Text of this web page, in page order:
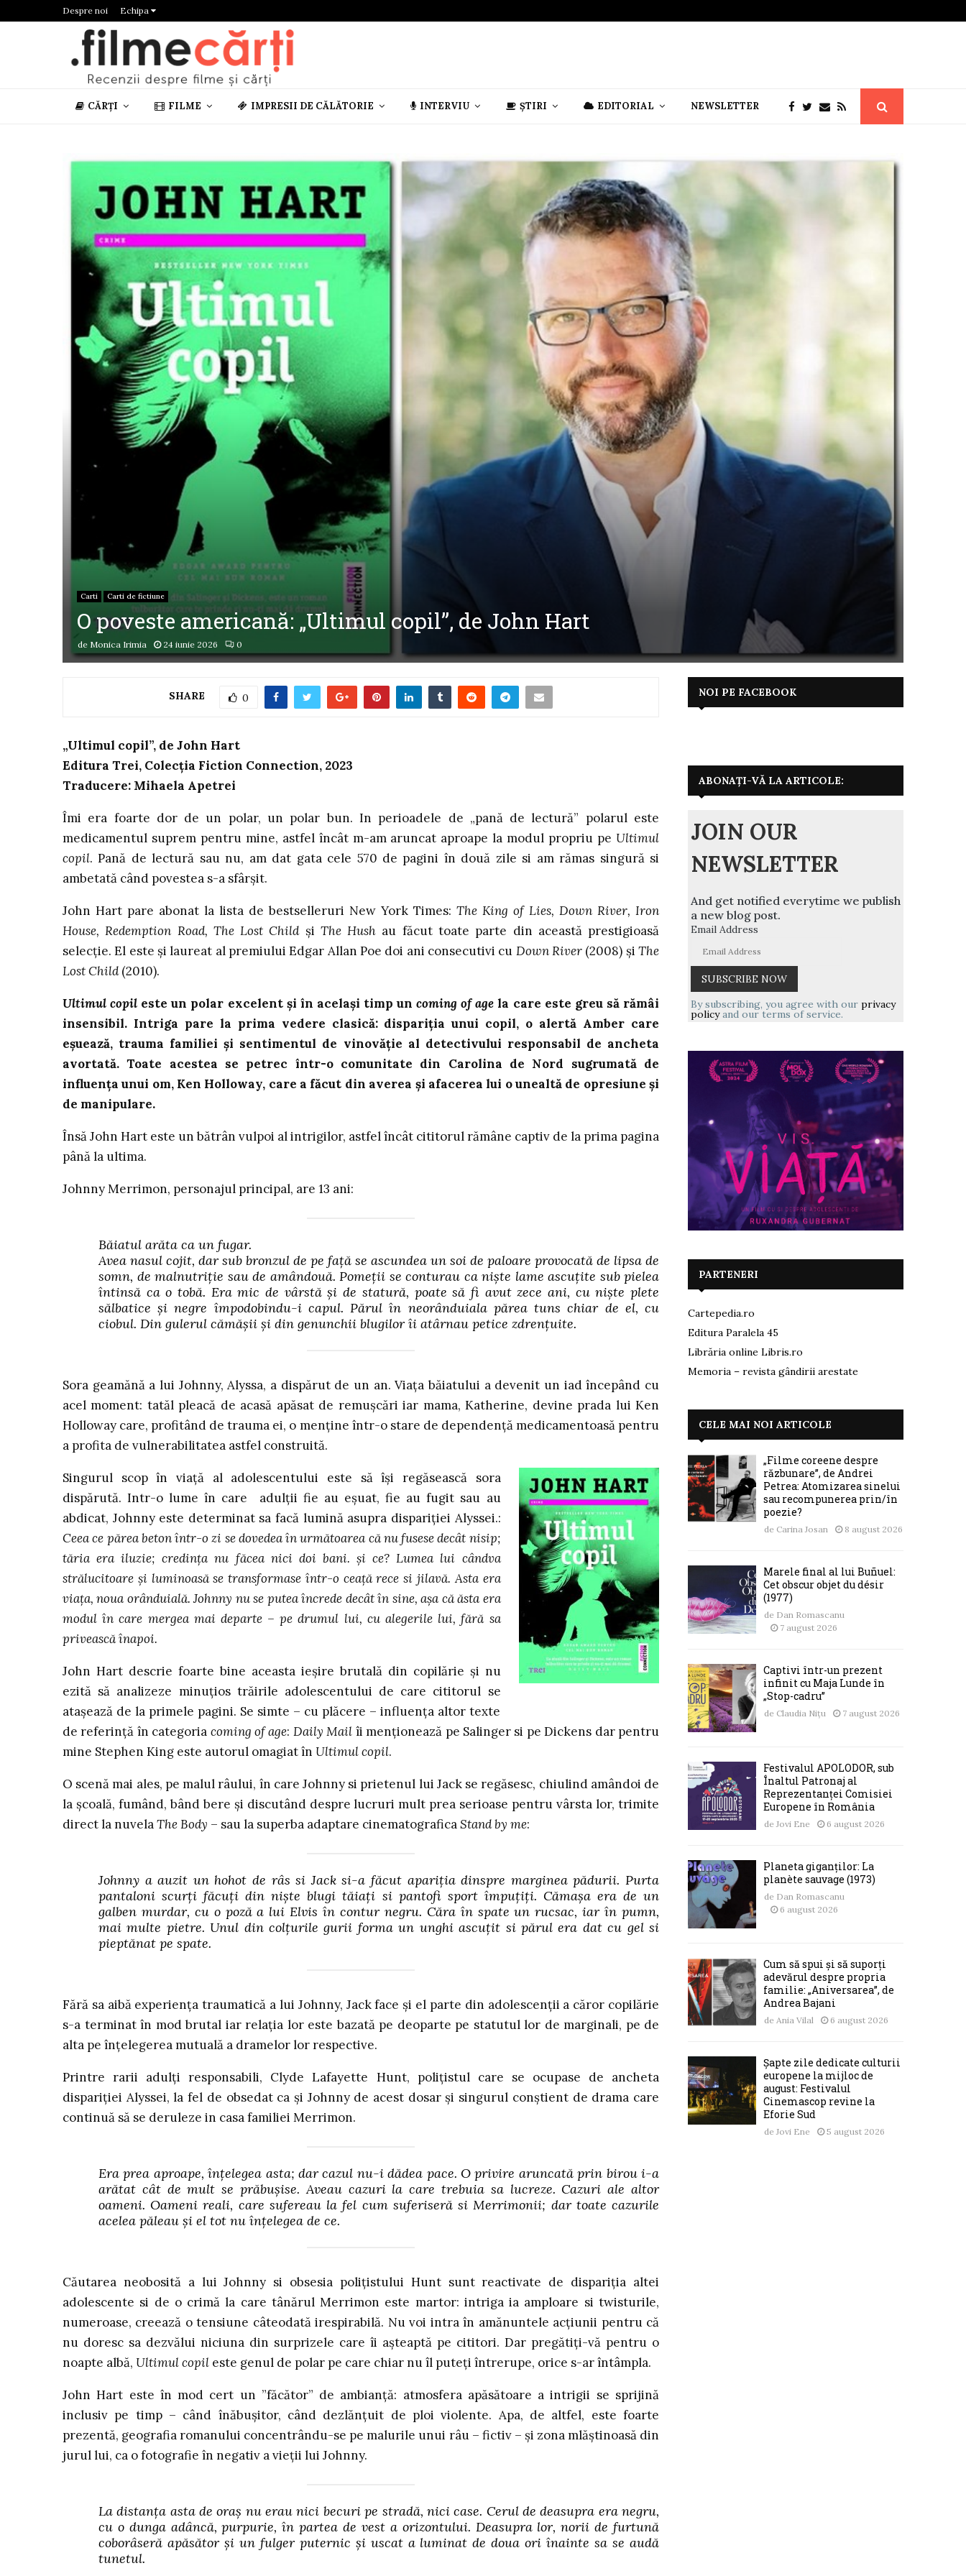
Despre noi Echipa
CĂRȚI FILME IMPRESII DE CĂLĂTORIE INTERVIU ȘTIRI EDITORIAL NEWSLETTER
Carti Carti de fictiune
O poveste americană: „Ultimul copil”, de John Hart
de Monica Irimia 24 iunie 2026 0
SHARE 0
„Ultimul copil”, de John Hart
Editura Trei, Colecția Fiction Connection, 2023
Traducere: Mihaela Apetrei
Îmi era foarte dor de un polar, un polar bun. In perioadele de „pană de lectură” polarul este
medicamentul suprem pentru mine, astfel încât m-am aruncat aproape la modul propriu pe Ultimul
copil. Pană de lectură sau nu, am dat gata cele 570 de pagini în două zile si am rămas singură si
ambetată când povestea s-a sfârșit.
John Hart pare abonat la lista de bestselleruri New York Times: The King of Lies, Down River, Iron
House, Redemption Road, The Lost Childși The Hush au făcut toate parte din această prestigioasă
selecție. El este și laureat al premiului Edgar Allan Poe doi ani consecutivi cu Down River (2008) șiThe
Lost Child(2010).
Ultimul copil este un polar excelent și în același timp uncoming of age la care este greu să rămâi
insensibil. Intriga pare la prima vedere clasică: dispariția unui copil, o alertă Amber care
eșuează, trauma familiei și sentimentul de vinovăție al detectivului responsabil de ancheta
avortată. Toate acestea se petrec într-o comunitate din Carolina de Nord sugrumată de
influența unui om, Ken Holloway, care a făcut din averea și afacerea lui o unealtă de opresiune și
de manipulare.
Însă John Hart este un bătrân vulpoi al intrigilor, astfel încât cititorul rămâne captiv de la prima pagina
până la ultima.
Johnny Merrimon, personajul principal, are 13 ani:
Băiatul arăta ca un fugar.
Avea nasul cojit, dar sub bronzul de pe față se ascundea un soi de paloare provocată de lipsa de
somn, de malnutriție sau de amândouă. Pomeții se conturau ca niște lame ascuțite sub pielea
întinsă ca o tobă. Era mic de vârstă și de statură, poate să fi avut zece ani, cu niște plete
sălbatice și negre împodobindu-i capul. Părul în neorânduiala părea tuns chiar de el, cu
ciobul. Din gulerul cămășii și din genunchii blugilor îi atârnau petice zdrențuite.
Sora geamănă a lui Johnny, Alyssa, a dispărut de un an. Viața băiatului a devenit un iad începând cu
acel moment: tatăl pleacă de acasă apăsat de remușcări iar mama, Katherine, devine prada lui Ken
Holloway care, profitând de trauma ei, o menține într-o stare de dependență medicamentoasă pentru
a profita de vulnerabilitatea astfel construită.
Singurul scop în viață al adolescentului este să își regăsească sora
dispărută. Intr-o lume în care adulții fie au eșuat, fie au fugit sau au
abdicat, Johnny este determinat sa facă lumină asupra dispariției Alyssei.:
Ceea ce părea beton într-o zi se dovedea în următoarea că nu fusese decât nisip;
tăria era iluzie; credința nu făcea nici doi bani. și ce? Lumea lui cândva
strălucitoare și luminoasă se transformase într-o ceață rece si jilavă. Asta era
viața, noua orânduială. Johnny nu se putea încrede decât în sine, așa că ăsta era
modul în care mergea mai departe – pe drumul lui, cu alegerile lui, fără sa
privească înapoi.
John Hart descrie foarte bine aceasta ieșire brutală din copilărie și nu
ezită să analizeze minuțios trăirile adolescentului de care cititorul se
atașează de la primele pagini. Se simte – cu plăcere – influența altor texte
de referință în categoria coming of age: Daily Mail îi menționează pe Salinger si pe Dickens dar pentru
mine Stephen King este autorul omagiat în Ultimul copil.
O scenă mai ales, pe malul râului, în care Johnny si prietenul lui Jack se regăsesc, chiulind amândoi de
la școală, fumând, bând bere și discutând despre lucruri mult prea serioase pentru vârsta lor, trimite
direct la nuvelaThe Body – sau la superba adaptare cinematograficaStand by me:
Johnny a auzit un hohot de râs si Jack si-a făcut apariția dinspre marginea pădurii. Purta
pantaloni scurți făcuți din niște blugi tăiați si pantofi sport împuțiți. Cămașa era de un
galben murdar, cu o poză a lui Elvis în contur negru. Căra în spate un rucsac, iar în pumn,
mai multe pietre. Unul din colțurile gurii forma un unghi ascuțit si părul era dat cu gel si
pieptănat pe spate.
Fără sa aibă experiența traumatică a lui Johnny, Jack face și el parte din adolescenții a căror copilărie
s-a terminat în mod brutal iar relația lor este bazată pe deoparte pe statutul lor de marginali, pe de
alta pe înțelegerea mutuală a dramelor lor respective.
Printre rarii adulți responsabili, Clyde Lafayette Hunt, polițistul care se ocupase de ancheta
dispariției Alyssei, la fel de obsedat ca și Johnny de acest dosar și singurul conștient de drama care
continuă să se deruleze in casa familiei Merrimon.
Era prea aproape, înțelegea asta; dar cazul nu-i dădea pace. O privire aruncată prin birou i-a
arătat cât de mult se prăbușise. Aveau cazuri la care trebuia sa lucreze. Cazuri ale altor
oameni. Oameni reali, care sufereau la fel cum suferiseră si Merrimonii; dar toate cazurile
acelea păleau și el tot nu înțelegea de ce.
Căutarea neobosită a lui Johnny si obsesia polițistului Hunt sunt reactivate de dispariția altei
adolescente si de o crimă la care tânărul Merrimon este martor: intriga ia amploare si twisturile,
numeroase, creează o tensiune câteodată irespirabilă. Nu voi intra în amănuntele acțiunii pentru că
nu doresc sa dezvălui niciuna din surprizele care îi așteaptă pe cititori. Dar pregătiți-vă pentru o
noapte albă, Ultimul copil este genul de polar pe care chiar nu îl puteți întrerupe, orice s-ar întâmpla.
John Hart este în mod cert un ”făcător” de ambianță: atmosfera apăsătoare a intrigii se sprijină
inclusiv pe timp – când înăbușitor, când dezlănțuit de ploi violente. Apa, de altfel, este foarte
prezentă, geografia romanului concentrându-se pe malurile unui râu – fictiv – și zona mlăștinoasă din
jurul lui, ca o fotografie în negativ a vieții lui Johnny.
La distanța asta de oraș nu erau nici becuri pe stradă, nici case. Cerul de deasupra era negru,
cu o dunga adâncă, purpurie, în partea de vest a orizontului. Deasupra lor, norii de furtună
coborâseră apăsător și un fulger puternic și uscat a luminat de doua ori înainte sa se audă
tunetul.
NOI PE FACEBOOK
ABONAȚI-VĂ LA ARTICOLE:
JOIN OUR
NEWSLETTER
And get notified everytime we publish
a new blog post.
Email Address
By subscribing, you agree with our privacy
policyand our terms of service.
PARTENERI
Cartepedia.ro
Editura Paralela 45
Librăria online Libris.ro
Memoria – revista gândirii arestate
CELE MAI NOI ARTICOLE
„Filme coreene despre
răzbunare”, de Andrei
Petrea: Atomizarea sinelui
sau recompunerea prin/în
poezie?
de Carina Josan 8 august 2026
Marele final al lui Buñuel:
Cet obscur objet du désir
(1977)
de Dan Romascanu
7 august 2026
Captivi într-un prezent
infinit cu Maja Lunde în
„Stop-cadru”
de Claudia Nițu 7 august 2026
Festivalul APOLODOR, sub
Înaltul Patronaj al
Reprezentanței Comisiei
Europene în România
de Jovi Ene 6 august 2026
Planeta giganților: La
planète sauvage (1973)
de Dan Romascanu
6 august 2026
Cum să spui și să suporți
adevărul despre propria
familie: „Aniversarea”, de
Andrea Bajani
de Ania Vilal 6 august 2026
Șapte zile dedicate culturii
europene la mijloc de
august: Festivalul
Cinemascop revine la
Eforie Sud
de Jovi Ene 5 august 2026